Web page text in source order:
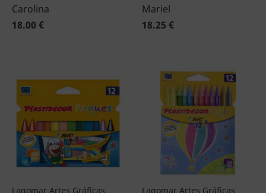
Carolina
18.00 €
Mariel
18.25 €
Lagomar Artes Gráficas Lagomar Artes Gráficas